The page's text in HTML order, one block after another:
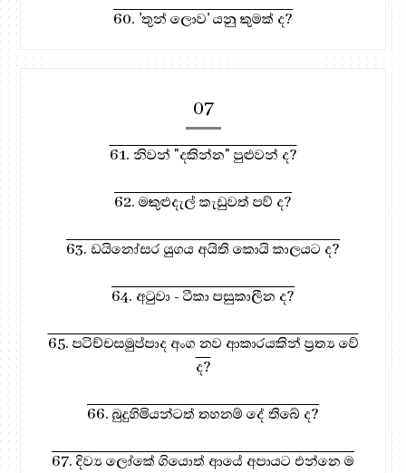
60. 'තුන් ලොව' යනු කුමක් ද?
07
61. නිවන් "දකින්න" පුළුවන් ද?
62. මකුළුදැල් කැඩුවත් පව් ද?
63. ඩයිනෝසර යුගය අයිති කොයි කාලයට ද?
64. අටුවා - ටීකා පසුකාලීන ද?
65. පටිච්චසමුප්පාද අංග නව ආකාරයකින් ප්‍රත්‍ය වේ
ද?
66. බුදුහිමියන්ටත් තහනම් දේ තිබේ ද?
67. දිව්‍ය ලෝකේ ගියොත් ආයේ අපායට එන්නෙ ම